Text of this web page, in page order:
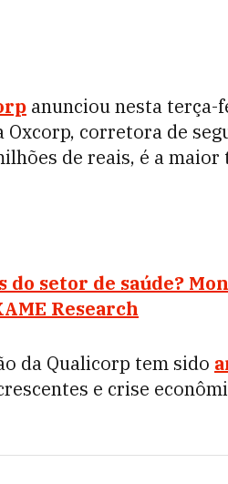
anunciou nesta terça-
Oxcorp, corretora de
de reais, é a maior
setor de saúde?
Research
da Qualicorp tem sido
e crise